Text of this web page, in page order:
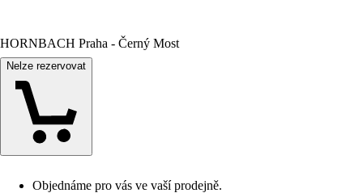
HORNBACH Praha - Černý Most
Nelze rezervovat
Objednáme pro vás ve vaší prodejně.